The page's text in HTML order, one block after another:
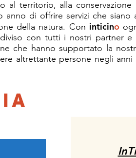
al territorio, alla conservazione
di offrire servizi che siano
della natura. Con inticino
con tutti i nostri partner e
che hanno supportato la
altrettante persone negli anni